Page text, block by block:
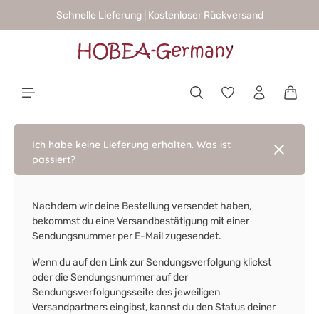
springenSchnelle Lieferung | Kostenloser Rückversand
Ich habe keine Lieferung erhalten. Was ist
passiert?
Nachdem wir deine Bestellung versendet haben,
bekommst du eine Versandbestätigung mit einer
Sendungsnummer per E-Mail zugesendet.
Wenn du auf den Link zur Sendungsverfolgung klickst
oder die Sendungsnummer auf der
Sendungsverfolgungsseite des jeweiligen
Versandpartners eingibst, kannst du den Status deiner